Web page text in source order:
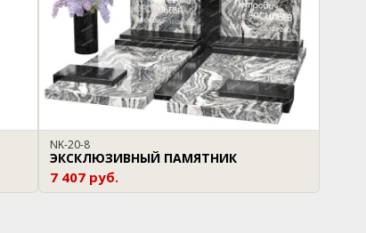
NK-20-8
ЭКСКЛЮЗИВНЫЙ ПАМЯТНИК
7 407 руб.